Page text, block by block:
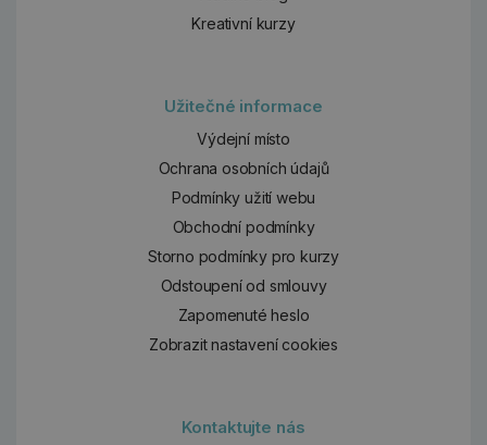
Kreativní kurzy
Užitečné informace
Výdejní místo
Ochrana osobních údajů
Podmínky užití webu
Obchodní podmínky
Storno podmínky pro kurzy
Odstoupení od smlouvy
Zapomenuté heslo
Zobrazit nastavení cookies
Kontaktujte nás